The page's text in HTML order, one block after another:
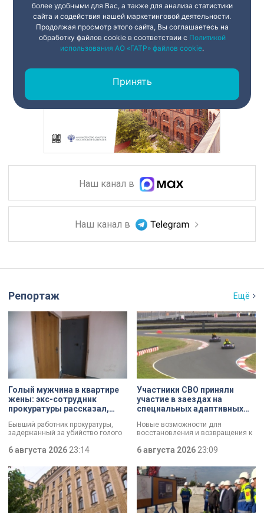
Наш канал в
Наш канал в
Репортаж Ещё
Голый мужчина в квартире
жены: экс-сотрудник
прокуратуры рассказал,
Бывший работник прокуратуры,
задержанный за убийство голого
которые толкнули его на страшное
преступление. Два года назад он
вынес мертвеца из дома на улице
Луначарского, выдавая
бездыханного мужчину за
изрядно перебравшего приятеля.
6 августа 2026 23:14
Участники СВО приняли
участие в заездах на
специальных адаптивных
Новые возможности для
восстановления и возвращения к
фонда «СВОй дом» в Петербурге
встретились с участниками
специальной военной операции,
которые сейчас проходят курс
реабилитации. Главным событием
дня стали заезды на специальных
адаптивных карт-машинах, где
ветераны смогли лично
6 августа 2026 23:09
более удобными для Вас, а также для анализа статистики
сайта и содействия нашей маркетинговой деятельности.
Продолжая просмотр этого сайта, Вы соглашаетесь на
обработку файлов cookie в соответствии с Политикой
использования АО «ГАТР» файлов cookie.
Принять